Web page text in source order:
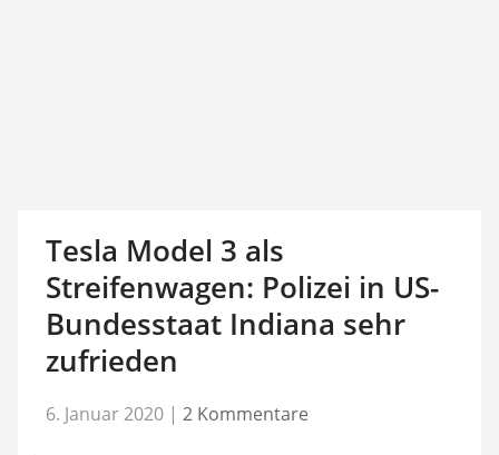
Tesla Model 3 als
Streifenwagen: Polizei in US-
Bundesstaat Indiana sehr
zufrieden
6. Januar 2020 | 2 Kommentare